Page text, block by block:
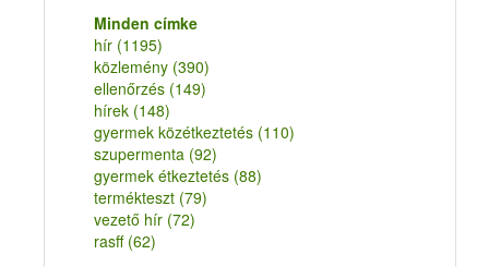
Minden címke
hír (1195)
közlemény (390)
ellenőrzés (149)
hírek (148)
gyermek közétkeztetés (110)
szupermenta (92)
gyermek étkeztetés (88)
termékteszt (79)
vezető hír (72)
rasff (62)